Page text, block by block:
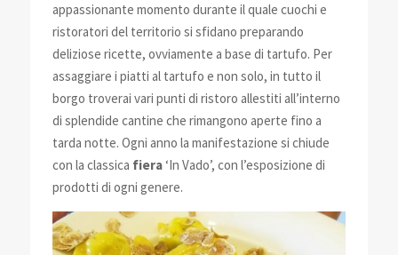
appassionante momento durante il quale cuochi e
ristoratori del territorio si sfidano preparando
deliziose ricette, ovviamente a base di tartufo. Per
assaggiare i piatti al tartufo e non solo, in tutto il
borgo troverai vari punti di ristoro allestiti all’interno
di splendide cantine che rimangono aperte fino a
tarda notte. Ogni anno la manifestazione si chiude
con la classica fiera‘In Vado’, con l’esposizione di
prodotti di ogni genere.